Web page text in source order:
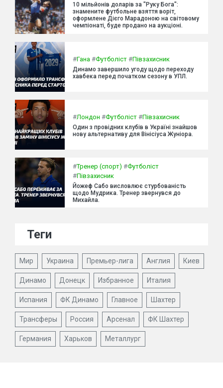
10 мільйонів доларів за "Руку Бога":
знамените футбольне взяття воріт,
оформлене Дієго Марадоною на світовому
чемпіонаті, буде продано на аукціоні.
#Гана #Футболіст #Півзахисник
Динамо завершило угоду щодо переходу
хавбека перед початком сезону в УПЛ.
#Лондон #Футболіст #Півзахисник
Один з провідних клубів в Україні знайшов
нову альтернативу для Вінісіуса Жуніора.
#Тренер (спорт) #Футболіст
#Півзахисник
Йожеф Сабо висловлює стурбованість
щодо Мудрика. Тренер звернувся до
Михайла.
Теги
Мир Украина Премьер-лига Англия Киев
Динамо Донецк Избранное Италия
Испания ФК Динамо Главное Шахтер
Трансферы Россия Арсенал ФК Шахтер
Германия Харьков Металлург